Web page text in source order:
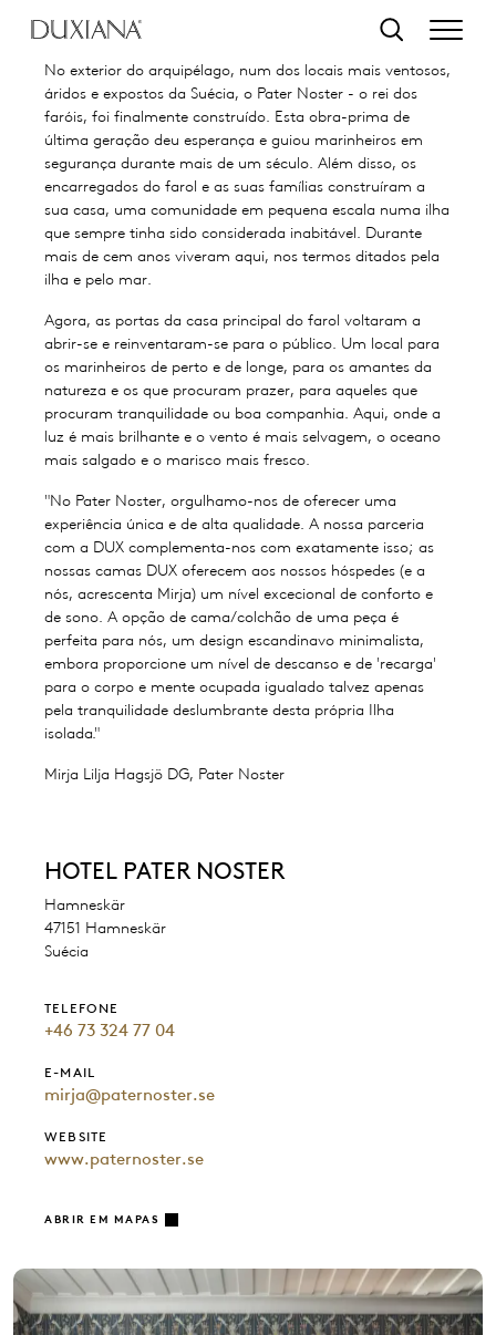
Pesquisar
No exterior do arquipélago, num dos locais mais ventosos,
áridos e expostos da Suécia, o Pater Noster - o rei dos
faróis, foi finalmente construído. Esta obra-prima de
última geração deu esperança e guiou marinheiros em
segurança durante mais de um século. Além disso, os
encarregados do farol e as suas famílias construíram a
sua casa, uma comunidade em pequena escala numa ilha
que sempre tinha sido considerada inabitável. Durante
mais de cem anos viveram aqui, nos termos ditados pela
ilha e pelo mar.
Agora, as portas da casa principal do farol voltaram a
abrir-se e reinventaram-se para o público. Um local para
os marinheiros de perto e de longe, para os amantes da
natureza e os que procuram prazer, para aqueles que
procuram tranquilidade ou boa companhia. Aqui, onde a
luz é mais brilhante e o vento é mais selvagem, o oceano
mais salgado e o marisco mais fresco.
"No Pater Noster, orgulhamo-nos de oferecer uma
experiência única e de alta qualidade. A nossa parceria
com a DUX complementa-nos com exatamente isso; as
nossas camas DUX oferecem aos nossos hóspedes (e a
nós, acrescenta Mirja) um nível excecional de conforto e
de sono. A opção de cama/colchão de uma peça é
perfeita para nós, um design escandinavo minimalista,
embora proporcione um nível de descanso e de 'recarga'
para o corpo e mente ocupada igualado talvez apenas
pela tranquilidade deslumbrante desta própria Ilha
isolada."
Mirja Lilja Hagsjö DG, Pater Noster
HOTEL PATER NOSTER
Hamneskär
47151 Hamneskär
Suécia
TELEFONE
+46 73 324 77 04
E-MAIL
mirja@paternoster.se
WEBSITE
www.paternoster.se
ABRIR EM MAPAS